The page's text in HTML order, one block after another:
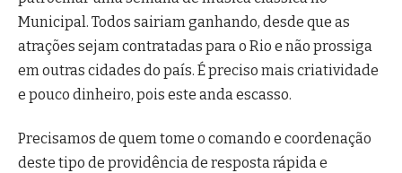
Municipal. Todos sairiam ganhando, desde que as
atrações sejam contratadas para o Rio e não prossiga
em outras cidades do país. É preciso mais criatividade
e pouco dinheiro, pois este anda escasso.
Precisamos de quem tome o comando e coordenação
deste tipo de providência de resposta rápida e